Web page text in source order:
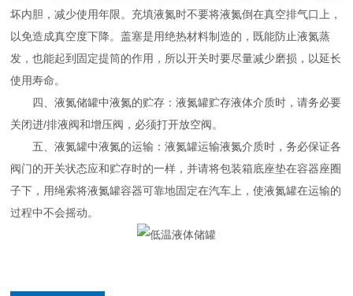
坏内胆，减少使用年限。充填液氮时不要将液氮倒在真空排气口上，
以免造成真空度下降。盖塞是用绝热材料制造的，既能防止液氮蒸
发，也能起到固定提筒的作用，所以开关时要尽量减少磨损，以延长
使用寿命。
四、液氮储罐中液氮的贮存：液氮罐贮存液体介质时，请务必要
关闭进/排液阀和增压阀，必须打开放空阀。
五、液氮罐中液氮的运输：液氮罐运输液氮介质时，务必保证各
阀门的开关状态应和贮存时的一样，并请将包装箱底座垫在容器座圈
子下，用绳索将液氮罐容器可靠地固定在汽车上，使液氮罐在运输的
过程中不会摇动。